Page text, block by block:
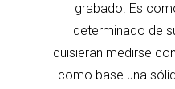
grabado. Es
determinado de
quisieran medirse
como base una